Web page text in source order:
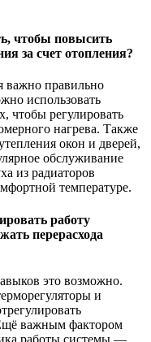
чтобы повысить
за счет отопления?
важно правильно
использовать
чтобы регулировать
нагрева. Также
окон и дверей,
обслуживание
из радиаторов
температуре.
работу
перерасхода
это возможно.
и
важным фактором
работы системы —